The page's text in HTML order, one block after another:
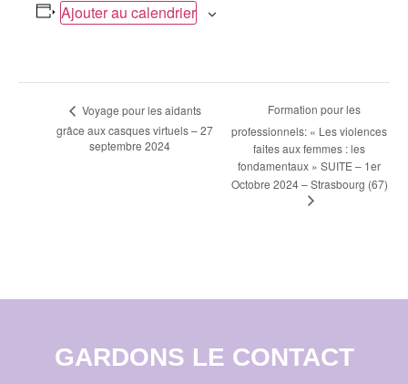
Ajouter au calendrier
Navigation
Évènement
Voyage pour les aidants
grâce aux casques virtuels – 27
septembre 2024
Formation pour les
professionnels: « Les violences
faites aux femmes : les
fondamentaux » SUITE – 1er
Octobre 2024 – Strasbourg (67)
GARDONS LE CONTACT